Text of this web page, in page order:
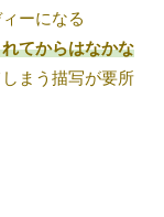
ーになる
てからはなかな
まう描写が要所